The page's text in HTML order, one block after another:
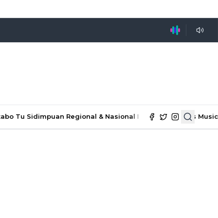
Tu Sidimpuan Regional & Nasional Ekonomi & Bisnis Music